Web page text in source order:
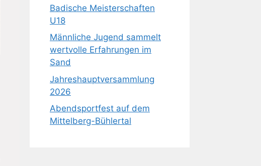
Badische Meisterschaften
U18
Männliche Jugend sammelt
wertvolle Erfahrungen im
Sand
Jahreshauptversammlung
2026
Abendsportfest auf dem
Mittelberg-Bühlertal